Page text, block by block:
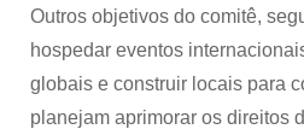
Outros objetivos do comitê,
hospedar eventos
globais e construir locais para
planejam aprimorar os direitos